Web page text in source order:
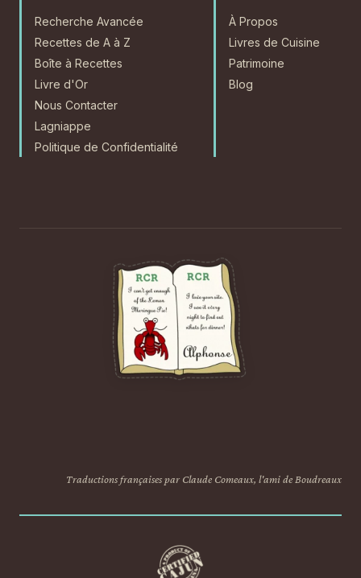
Recherche Avancée
Recettes de A à Z
Boîte à Recettes
Livre d'Or
Nous Contacter
Lagniappe
Politique de Confidentialité
À Propos
Livres de Cuisine
Patrimoine
Blog
Traductions françaises par Claude Comeaux, l'ami de Boudreaux